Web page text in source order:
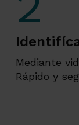
Mediante
Rápido y